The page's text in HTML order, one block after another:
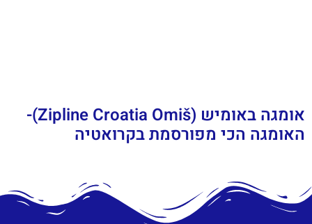
אומגה באומיש (Zipline Croatia Omiš)-
האומגה הכי מפורסמת בקרואטיה